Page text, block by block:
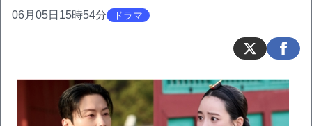
06月05日15時54分 ドラマ